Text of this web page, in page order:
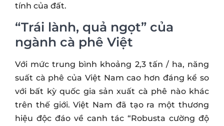
tính của đất.
“Trái lành, quả ngọt” của
ngành cà phê Việt
Với mức trung bình khoảng 2,3 tấn / ha, năng
suất cà phê của Việt Nam cao hơn đáng kể so
với bất kỳ quốc gia sản xuất cà phê nào khác
trên thế giới. Việt Nam đã tạo ra một thương
hiệu độc đáo về canh tác “Robusta cường độ